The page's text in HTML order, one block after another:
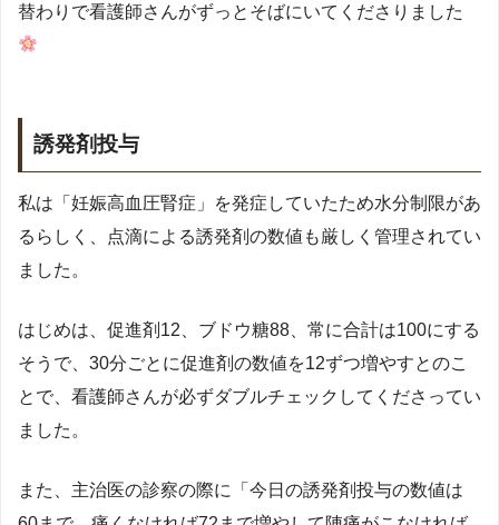
替わりで看護師さんがずっとそばにいてくださりました
誘発剤投与
私は「妊娠高血圧腎症」を発症していたため水分制限があ
るらしく、点滴による誘発剤の数値も厳しく管理されてい
ました。
はじめは、促進剤12、ブドウ糖88、常に合計は100にする
そうで、30分ごとに促進剤の数値を12ずつ増やすとのこ
とで、看護師さんが必ずダブルチェックしてくださってい
ました。
また、主治医の診察の際に「今日の誘発剤投与の数値は